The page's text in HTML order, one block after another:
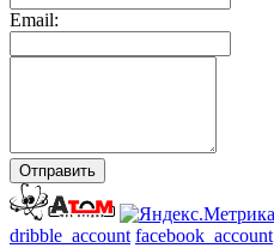
Email:
Отправить
dribble_account facebook_account